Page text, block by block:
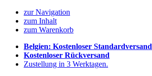
zur Navigation
zum Inhalt
zum Warenkorb
Belgien: Kostenloser Standardversand
Kostenloser Rückversand
Zustellung in 3 Werktagen.